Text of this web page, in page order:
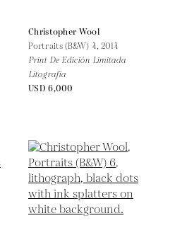
Christopher Wool
Portraits (B&W) 4, 2014
Print De Edición Limitada
Litografía
USD 6,000